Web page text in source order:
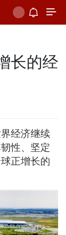
长的经
经济继续
性、坚定
正增长的